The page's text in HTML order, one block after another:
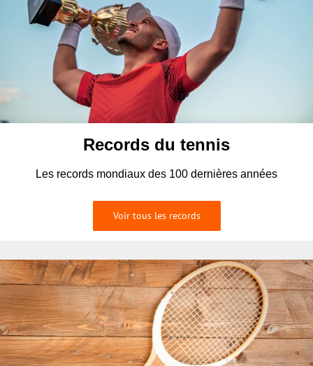
Records du tennis
Les records mondiaux des 100 dernières années
Voir tous les records